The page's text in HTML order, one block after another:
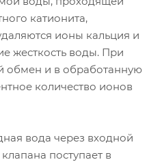
катионита,
ионы кальция и
жесткость воды. При
обмен и в обработанную
количество ионов
вода через входной
поступает в